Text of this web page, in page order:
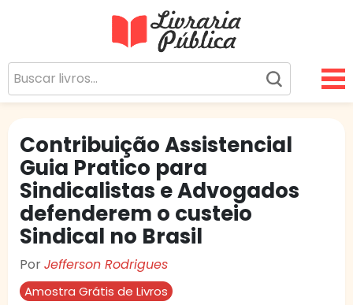
Sua Biblioteca Virtual Gratuita
Contribuição Assistencial
Guia Pratico para
Sindicalistas e Advogados
defenderem o custeio
Sindical no Brasil
PorJefferson Rodrigues
Amostra Grátis de Livros